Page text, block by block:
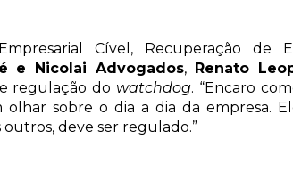
Cível, Recuperação de
e Nicolai Advogados, Renato
regulação do watchdog. “Encaro
olhar sobre o dia a dia da empresa.
outros, deve ser regulado.”